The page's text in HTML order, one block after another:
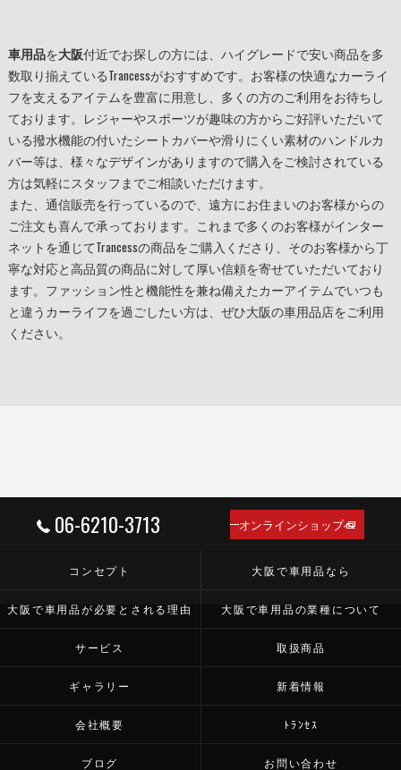
車用品を大阪付近でお探しの方には、ハイグレードで安い商品を多
数取り揃えているTrancessがおすすめです。お客様の快適なカーライ
フを支えるアイテムを豊富に用意し、多くの方のご利用をお待ちし
ております。レジャーやスポーツが趣味の方からご好評いただいて
いる撥水機能の付いたシートカバーや滑りにくい素材のハンドルカ
バー等は、様々なデザインがありますので購入をご検討されている
方は気軽にスタッフまでご相談いただけます。
また、通信販売を行っているので、遠方にお住まいのお客様からの
ご注文も喜んで承っております。これまで多くのお客様がインター
ネットを通じてTrancessの商品をご購入くださり、そのお客様から丁
寧な対応と高品質の商品に対して厚い信頼を寄せていただいており
ます。ファッション性と機能性を兼ね備えたカーアイテムでいつも
と違うカーライフを過ごしたい方は、ぜひ大阪の車用品店をご利用
ください。
06-6210-3713 オンラインショップへ
コンセプト 大阪で車用品なら
大阪で車用品が必要とされる理由 大阪で車用品の業種について
サービス 取扱商品
ギャラリー 新着情報
会社概要 ﾄﾗﾝｾｽ
ブログ お問い合わせ